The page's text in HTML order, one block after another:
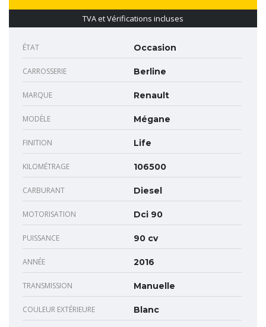
TVA et Vérifications incluses
ÉTAT Occasion
CARROSSERIE Berline
MARQUE Renault
MODÈLE Mégane
FINITION Life
KILOMÉTRAGE 106500
CARBURANT Diesel
MOTORISATION Dci 90
PUISSANCE 90 cv
ANNÉE 2016
TRANSMISSION Manuelle
COULEUR EXTÉRIEURE Blanc